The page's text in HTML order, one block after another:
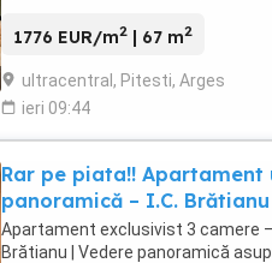
1776 EUR/m2 | 67 m2
ultracentral, Pitesti, Arges
ieri 09:44
Rar pe piata!!
panoramică – I.C. Brătianu
Apartament exclusivist 3 camere
Brătianu | Vedere panoramică